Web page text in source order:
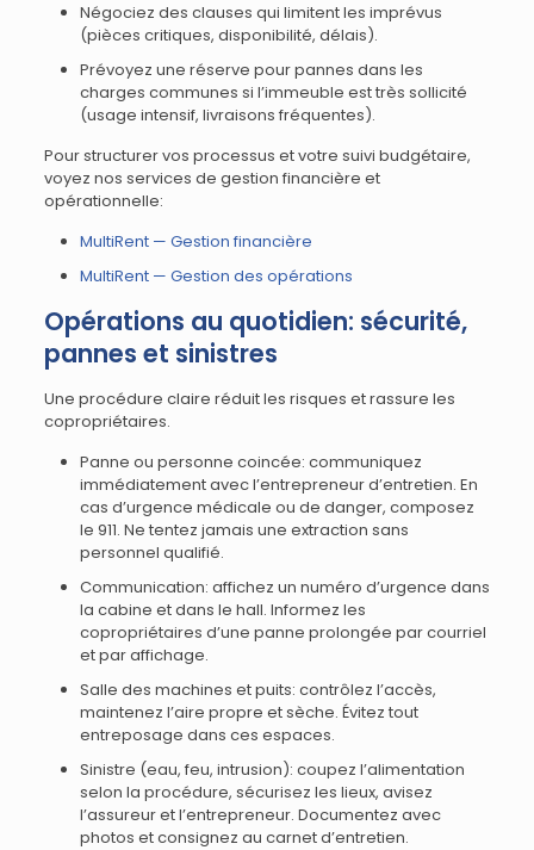
Négociez des clauses qui limitent les imprévus
(pièces critiques, disponibilité, délais).
Prévoyez une réserve pour pannes dans les
charges communes si l’immeuble est très sollicité
(usage intensif, livraisons fréquentes).
Pour structurer vos processus et votre suivi budgétaire,
voyez nos services de gestion financière et
opérationnelle:
MultiRent — Gestion financière
MultiRent — Gestion des opérations
Opérations au quotidien: sécurité,
pannes et sinistres
Une procédure claire réduit les risques et rassure les
copropriétaires.
Panne ou personne coincée: communiquez
immédiatement avec l’entrepreneur d’entretien. En
cas d’urgence médicale ou de danger, composez
le 911. Ne tentez jamais une extraction sans
personnel qualifié.
Communication: affichez un numéro d’urgence dans
la cabine et dans le hall. Informez les
copropriétaires d’une panne prolongée par courriel
et par affichage.
Salle des machines et puits: contrôlez l’accès,
maintenez l’aire propre et sèche. Évitez tout
entreposage dans ces espaces.
Sinistre (eau, feu, intrusion): coupez l’alimentation
selon la procédure, sécurisez les lieux, avisez
l’assureur et l’entrepreneur. Documentez avec
photos et consignez au carnet d’entretien.